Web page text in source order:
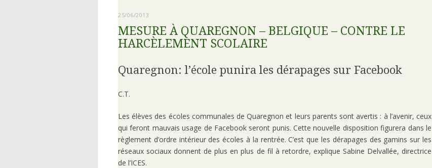
25/06/2013
MESURE À QUAREGNON – BELGIQUE – CONTRE LE
HARCÈLEMENT SCOLAIRE
Quaregnon: l’école punira les dérapages sur Facebook
C.T.
Les élèves des écoles communales de Quaregnon et leurs parents sont avertis : à l’avenir, ceux
qui feront mauvais usage de Facebook seront punis. Cette nouvelle disposition figurera dans le
règlement d’ordre intérieur des écoles à la rentrée. C’est que les dérapages des gamins sur les
réseaux sociaux donnent de plus en plus de fil à retordre, explique Sabine Delvallée, directrice
de l’ICES.